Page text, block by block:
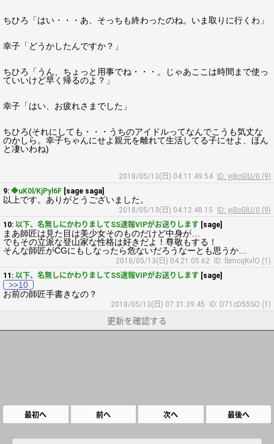
ちひろ「はい・・・あ、そっちも終わったのね。いま取りに行くわ」
幸子「どうかしたんですか？」
ちひろ「うん、ちょっと用事でね・・・。じゃあここは時間まで使っ
ていいけど早く帰るのよ？」
幸子「はい、お疲れさまでした」
ちひろ(それにしても・・・うちのアイドルってなんでこうも気丈な
のかしら。幸子ちゃんにせよ親元を離れて生活してる子にせよ、ほん
と凄いわね)
2018/05/13(日) 04:11:49.54
ID: yj8cGlU/0 (9)
9: ◆uK0l/KjPyl6F [sage saga]
以上です。ありがとうございました。
2018/05/13(日) 04:12:48.15
ID: yj8cGlU/0 (9)
10: 以下、名無しにかわりましてSS速報VIPがお送りします [sage]
まあ師匠は見た目は美少女そのものだけど中身が…
でもその立派な登山家な性格は好きだよ！尊敬もする！
そんな師匠がCGにもしなったら危ないだろうなーとも思うか…
2018/05/13(日) 04:21:05.62
ID: lbmcqKvlO (1)
11: 以下、名無しにかわりましてSS速報VIPがお送りします [sage]
>>10
お前の師匠手書きなの？
2018/05/13(日) 07:31:39.45 ID: D71cD55SO (1)
更新を確認する
最初へ 前へ 次へ 最後へ